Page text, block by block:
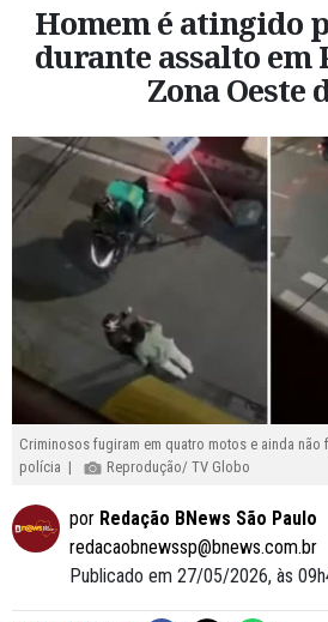
Homem é atingido
durante assalto em
Zona Oeste
Criminosos fugiram em quatro motos e ainda
polícia |
Reprodução/ TV Globo
por Redação BNews São Paulo
redacaobnewssp@bnews.com.br
Publicado em 27/05/2026, às